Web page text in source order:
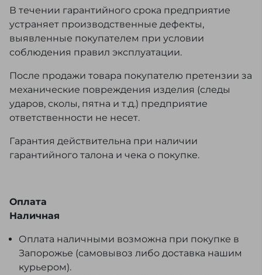
В течении гарантийного срока предприятие
устраняет производственные дефекты,
выявленные покупателем при условии
соблюдения правил эксплуатации.
После продажи товара покупателю претензии за
механические повреждения изделия (следы
ударов, сколы, пятна и т.д.) предприятие
ответственности не несет.
Гарантия действительна при наличии
гарантийного талона и чека о покупке.
Оплата
Наличная
Оплата наличными возможна при покупке в
Запорожье (самовывоз либо доставка нашим
курьером).